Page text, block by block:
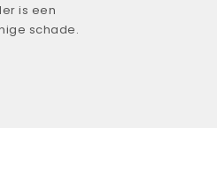
is een
schade.